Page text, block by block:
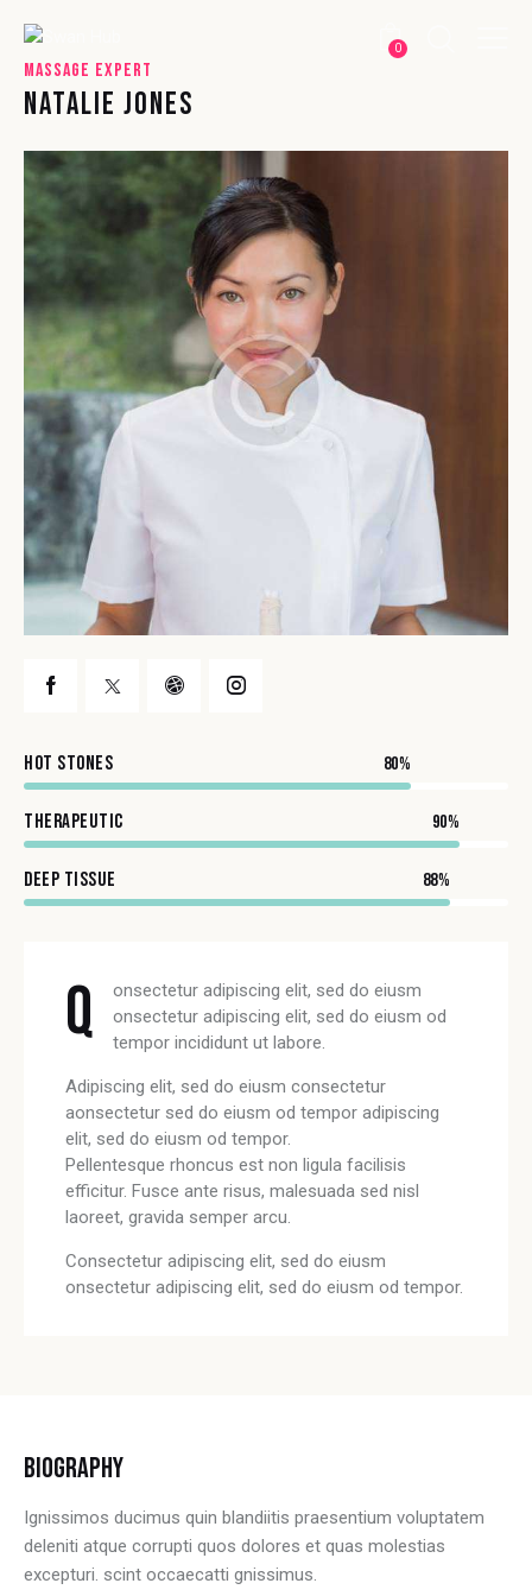
0
Massage Expert
NATALIE JONES
HOT STONES 80%
THERAPEUTIC 90%
DEEP TISSUE 88%
Q
onsectetur adipiscing elit, sed do eiusm
onsectetur adipiscing elit, sed do eiusm od
tempor incididunt ut labore.
Adipiscing elit, sed do eiusm consectetur
aonsectetur sed do eiusm od tempor adipiscing
elit, sed do eiusm od tempor.
Pellentesque rhoncus est non ligula facilisis
efficitur. Fusce ante risus, malesuada sed nisl
laoreet, gravida semper arcu.
Consectetur adipiscing elit, sed do eiusm
onsectetur adipiscing elit, sed do eiusm od tempor.
BIOGRAPHY
Ignissimos ducimus quin blandiitis praesentium voluptatem
deleniti atque corrupti quos dolores et quas molestias
excepturi. scint occaecatti gnissimus.